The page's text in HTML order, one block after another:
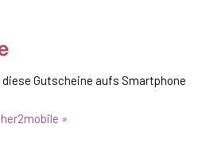
Gutscheine aufs Smartphone
»